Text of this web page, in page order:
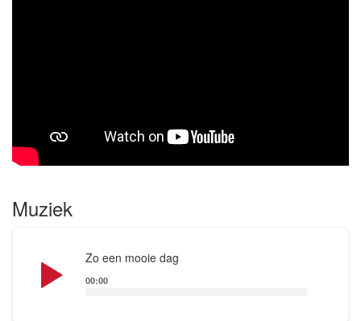
stevig tempo tot lieve kleine liedjes: De Overkant
heeft het allemaal!
Muziek
Zo een mooie dag
Player
00:00